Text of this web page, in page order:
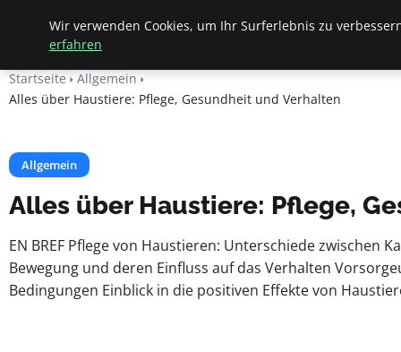
Apemania Shop
Startseite
Allgemein
Alles über Haustiere: Pflege, Gesundheit und Verhalten
Allgemein
Alles über Haustiere: Pflege,
EN BREF Pflege von Haustieren: Unterschiede
Bewegung und deren Einfluss auf das Verhalten
Bedingungen Einblick in die positiven Effekte von
Wir verwenden Cookies, um Ihr Surferlebnis zu
erfahren